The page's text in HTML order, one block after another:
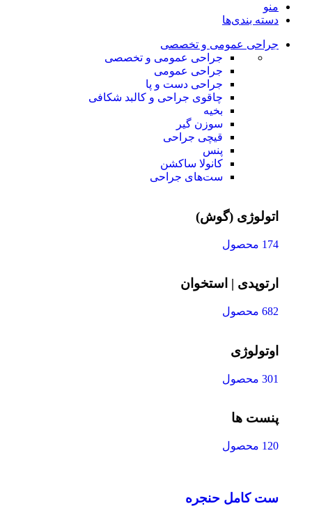
منو
دسته بندی‌ها
جراحی عمومی و تخصصی
جراحی عمومی و تخصصی
جراحی عمومی
جراحی دست و پا
چاقوی جراحی و کالبد شکافی
بخیه
سوزن‌ گیر
قیچی‌ جراحی
پنس
کانولا ساکشن
ست‌های جراحی
اتولوژی (گوش)
174 محصول
ارتوپدی | استخوان
682 محصول
اوتولوژی
301 محصول
پنست ها
120 محصول
ست کامل حنجره